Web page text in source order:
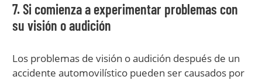
7. Si comienza a experimentar problemas con
su visión o audición
Los problemas de visión o audición después de un
accidente automovilístico pueden ser causados por